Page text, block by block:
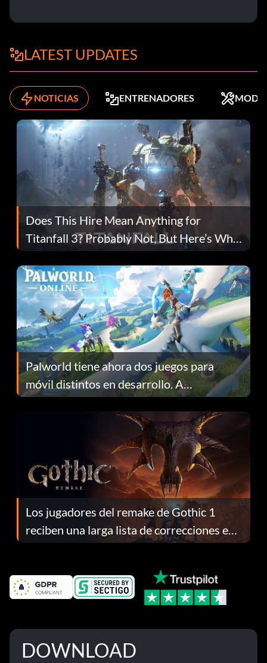
LATEST UPDATES
NOTICIAS ENTRENADORES MODS
Does This Hire Mean Anything for
Titanfall 3? Probably Not, But Here’s Why
Fans Are Hopeful
Palworld tiene ahora dos juegos para
móvil distintos en desarrollo. A
continuación te explicamos por qué.
Los jugadores del remake de Gothic 1
reciben una larga lista de correcciones en
el parche 1.0.4
DOWNLOAD